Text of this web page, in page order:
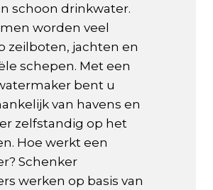
schoon drinkwater.
worden veel
zeilboten, jachten en
schepen. Met een
bent u
van havens en
zelfstandig op het
Hoe werkt een
Schenker
werken op basis van